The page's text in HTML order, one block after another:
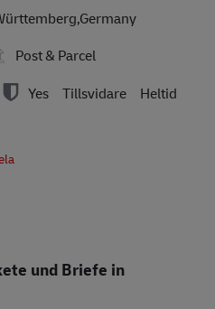
Post & Parcel
Yes Tillsvidare Heltid
und Briefe in